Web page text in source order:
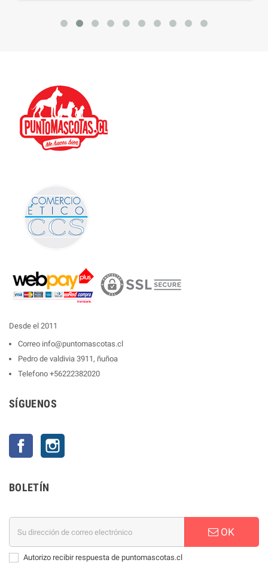
Desde el 2011
Correo info@puntomascotas.cl
Pedro de valdivia 3911, ñuñoa
Telefono +56222382020
SÍGUENOS
Facebook
BOLETÍN
OK
Autorizo recibir respuesta de puntomascotas.cl